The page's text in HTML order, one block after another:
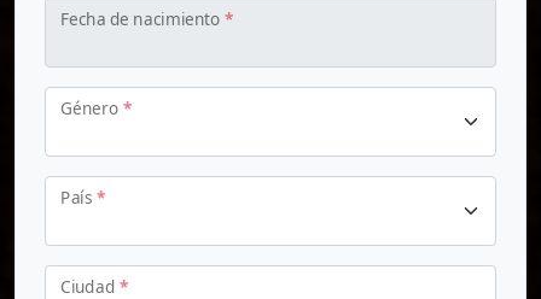
Fecha de nacimiento*
Género *
País *
Ciudad *